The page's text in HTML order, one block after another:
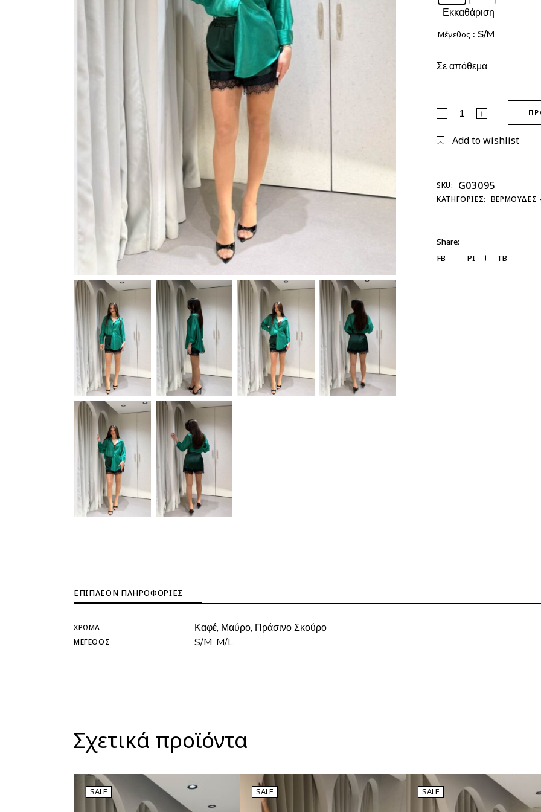
Μέγεθος : S/M
Εκκαθάριση
Σε απόθεμα
Σορτσάκι με Δαντέλα
Add to wishlist
SKU: G03095
ΚΑΤΗΓΟΡΊΕΣ: ΒΕΡΜΟΥΔΕΣ
Share:
FB
PI TB
ΕΠΙΠΛΈΟΝ ΠΛΗΡΟΦΟΡΊΕΣ
ΧΡΏΜΑ Καφέ, Μαύρο, Πράσινο Σκούρο
ΜΈΓΕΘΟΣ S/M, M/L
Σχετικά προϊόντα
SALE SALE SALE